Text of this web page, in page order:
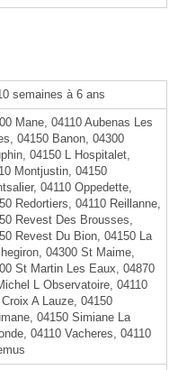
semaines à 6 ans
Mane, 04110 Aubenas Les
04150 Banon, 04300
04150 L Hospitalet,
Montjustin, 04150
04110 Oppedette,
Redortiers, 04110 Reillanne,
Revest Des Brousses,
Revest Du Bion, 04150 La
04300 St Maime,
St Martin Les Eaux, 04870
L Observatoire, 04110
A Lauze, 04150
04150 Simiane La
04110 Vacheres, 04110